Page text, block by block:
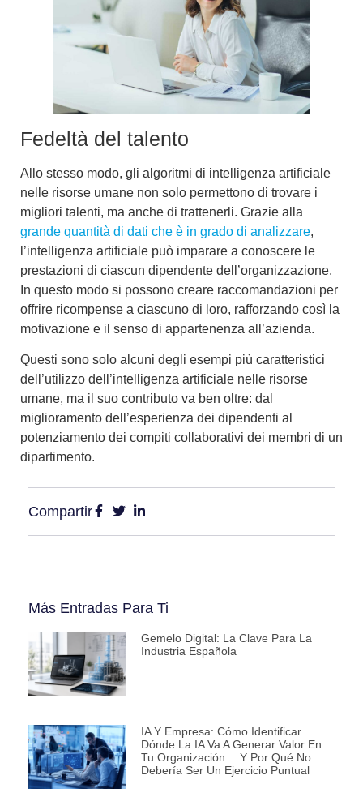
Fedeltà del talento
Allo stesso modo, gli algoritmi di intelligenza artificiale
nelle risorse umane non solo permettono di trovare i
migliori talenti, ma anche di trattenerli. Grazie alla
grande quantità di dati che è in grado di analizzare,
l’intelligenza artificiale può imparare a conoscere le
prestazioni di ciascun dipendente dell’organizzazione.
In questo modo si possono creare raccomandazioni per
offrire ricompense a ciascuno di loro, rafforzando così la
motivazione e il senso di appartenenza all’azienda.
Questi sono solo alcuni degli esempi più caratteristici
dell’utilizzo dell’intelligenza artificiale nelle risorse
umane, ma il suo contributo va ben oltre: dal
miglioramento dell’esperienza dei dipendenti al
potenziamento dei compiti collaborativi dei membri di un
dipartimento.
Compartir
Más Entradas Para Ti
Gemelo Digital: La Clave Para La
Industria Española
IA Y Empresa: Cómo Identificar
Dónde La IA Va A Generar Valor En
Tu Organización… Y Por Qué No
Debería Ser Un Ejercicio Puntual